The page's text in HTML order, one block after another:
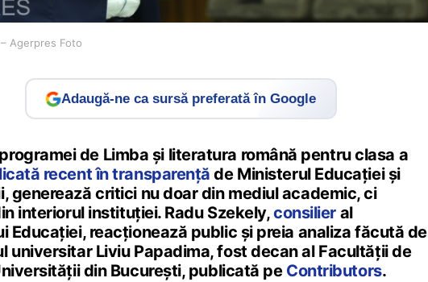
Agerpres Foto
Adaugă-ne ca sursă preferată în Google
de Limba și literatura română pentru clasa a
recent în transparență de Ministerul Educației și
generează critici nu doar din mediul academic, ci
interiorul instituției. Radu Szekely,consilier al
Educației, reacționează public și preia analiza făcută de
universitar Liviu Papadima, fost decan al Facultății de
din București, publicată pe Contributors.